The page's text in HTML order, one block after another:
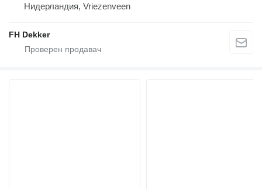
Нидерландия, Vriezenveen
FH Dekker